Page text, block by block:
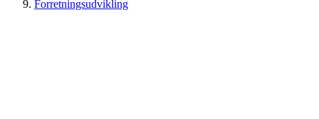
Forretningsudvikling